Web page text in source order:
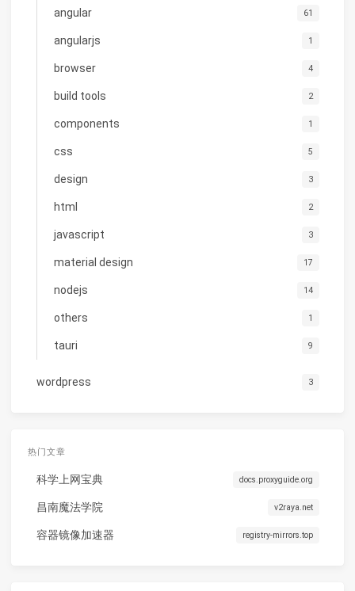
angular 61
angularjs 1
browser 4
build tools 2
components 1
css 5
design 3
html 2
javascript 3
material design 17
nodejs 14
others 1
tauri 9
wordpress 3
热门文章
科学上网宝典 docs.proxyguide.org
昌南魔法学院 v2raya.net
容器镜像加速器 registry-mirrors.top